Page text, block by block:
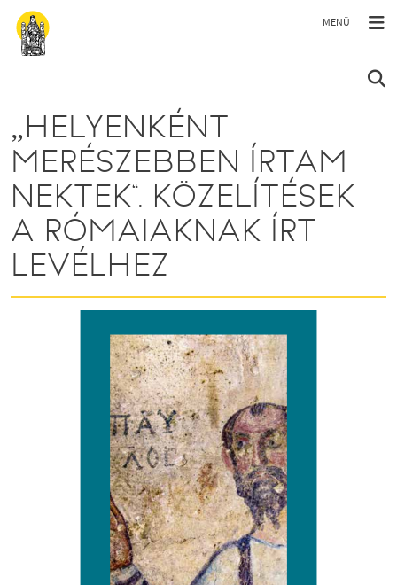
Ugrás a tartalomra
„HELYENKÉNT
MERÉSZEBBEN ÍRTAM
NEKTEK”. KÖZELÍTÉSEK
A RÓMAIAKNAK ÍRT
LEVÉLHEZ